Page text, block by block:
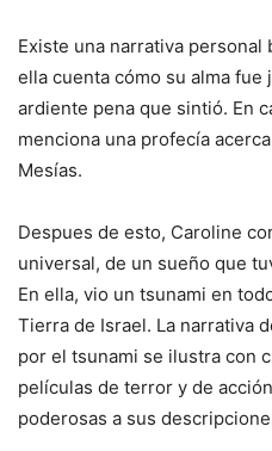
Existe una narrativa personal
ella cuenta cómo su alma fue
ardiente pena que sintió. En
menciona una profecía
Mesías.
Despues de esto, Caroline
universal, de un sueño que
En ella, vio un tsunami en
Tierra de Israel. La narrativa
por el tsunami se ilustra con
películas de terror y de
poderosas a sus